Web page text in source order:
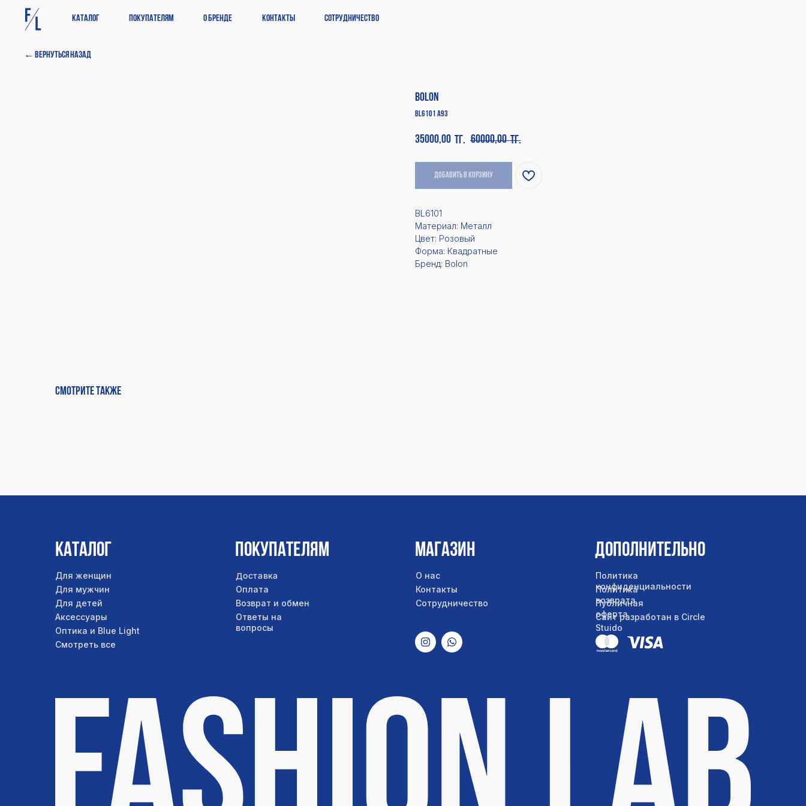
Каталог Покупателям О бренде Контакты Сотрудничество
← Вернуться назад
Bolon
BL6101 A93
35000,00 тг. 60000,00 тг.
Добавить в корзину
BL6101
Материал: Металл
Цвет: Розовый
Форма: Квадратные
Бренд: Bolon
Смотрите также
Каталог Покупателям Магазин Дополнительно
Для женщин Доставка О нас
Политика
конфиденциальности
Для мужчин Оплата Контакты
Политика
возврата
Для детей Возврат и обмен Сотрудничество
Публичная
оферта
Сайт разработан в Circle
Stuido
Аксессуары
Ответы на
вопросы
Оптика и Blue Light
Смотреть все